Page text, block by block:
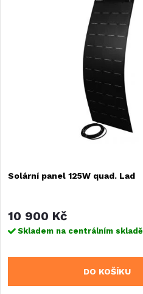
Solární panel 125W quad. Lad
10 900 Kč
Skladem na centrálním skladě
DO KOŠÍKU